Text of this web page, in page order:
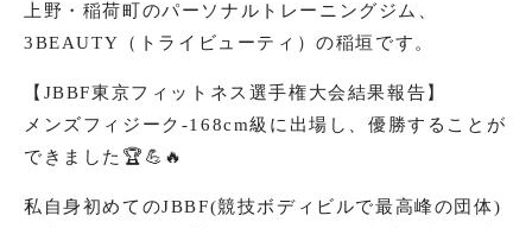
上野・稲荷町のパーソナルトレーニングジム、
3BEAUTY（トライビューティ）の稲垣です。
【JBBF東京フィットネス選手権大会結果報告】
メンズフィジーク-168cm級に出場し、優勝することが
できました🏆💪🔥
私自身初めてのJBBF(競技ボディビルで最高峰の団体)